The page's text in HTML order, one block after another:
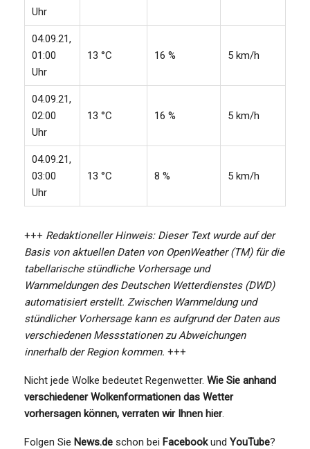
Uhr
04.09.21,
01:00
Uhr
13 °C 16 % 5 km/h
04.09.21,
02:00
Uhr
13 °C 16 % 5 km/h
04.09.21,
03:00
Uhr
13 °C 8 % 5 km/h
+++ Redaktioneller Hinweis: Dieser Text wurde auf der
Basis von aktuellen Daten von OpenWeather (TM) für die
tabellarische stündliche Vorhersage und
Warnmeldungen des Deutschen Wetterdienstes (DWD)
automatisiert erstellt. Zwischen Warnmeldung und
stündlicher Vorhersage kann es aufgrund der Daten aus
verschiedenen Messstationen zu Abweichungen
innerhalb der Region kommen. +++
Nicht jede Wolke bedeutet Regenwetter. Wie Sie anhand
verschiedener Wolkenformationen das Wetter
vorhersagen können, verraten wir Ihnen hier.
Folgen Sie News.de schon bei Facebookund YouTube?